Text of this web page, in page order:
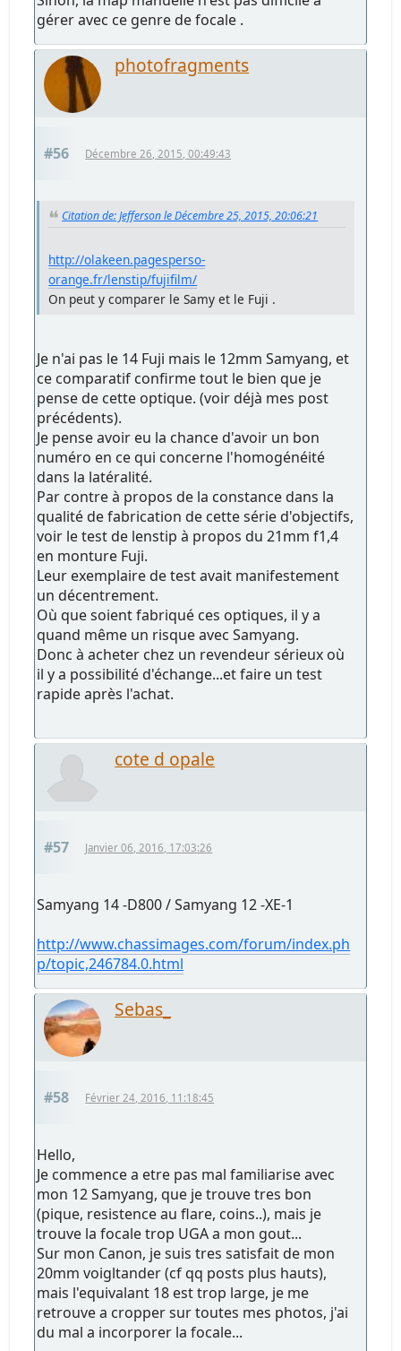
gérer avec ce genre de focale .
photofragments
#56 Décembre 26, 2015, 00:49:43
Citation de: Jefferson le Décembre 25, 2015, 20:06:21
http://olakeen.pagesperso-
orange.fr/lenstip/fujifilm/
On peut y comparer le Samy et le Fuji .
Je n'ai pas le 14 Fuji mais le 12mm Samyang, et
ce comparatif confirme tout le bien que je
pense de cette optique. (voir déjà mes post
précédents).
Je pense avoir eu la chance d'avoir un bon
numéro en ce qui concerne l'homogénéité
dans la latéralité.
Par contre à propos de la constance dans la
qualité de fabrication de cette série d'objectifs,
voir le test de lenstip à propos du 21mm f1,4
en monture Fuji.
Leur exemplaire de test avait manifestement
un décentrement.
Où que soient fabriqué ces optiques, il y a
quand même un risque avec Samyang.
Donc à acheter chez un revendeur sérieux où
il y a possibilité d'échange...et faire un test
rapide après l'achat.
cote d opale
#57 Janvier 06, 2016, 17:03:26
Samyang 14 -D800 / Samyang 12 -XE-1
http://www.chassimages.com/forum/index.ph
p/topic,246784.0.html
Sebas_
#58 Février 24, 2016, 11:18:45
Hello,
Je commence a etre pas mal familiarise avec
mon 12 Samyang, que je trouve tres bon
(pique, resistence au flare, coins..), mais je
trouve la focale trop UGA a mon gout...
Sur mon Canon, je suis tres satisfait de mon
20mm voigltander (cf qq posts plus hauts),
mais l'equivalant 18 est trop large, je me
retrouve a cropper sur toutes mes photos, j'ai
du mal a incorporer la focale...